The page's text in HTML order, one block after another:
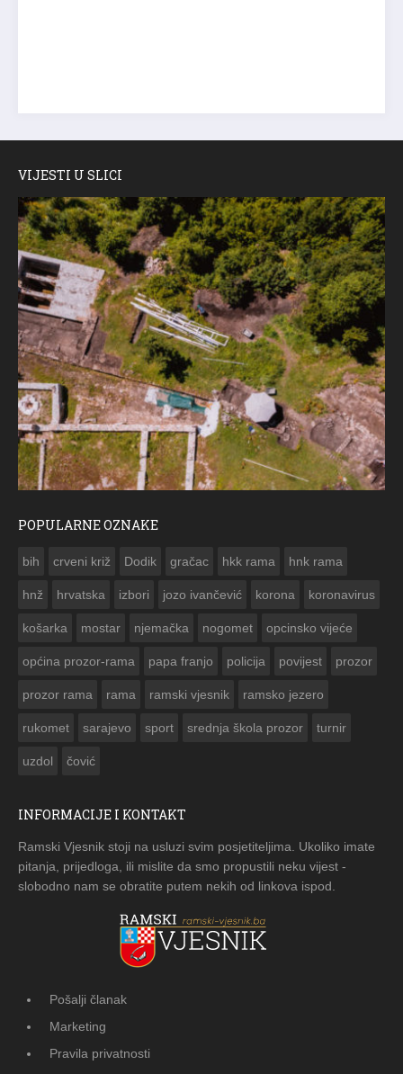
VIJESTI U SLICI
POPULARNE OZNAKE
bih crveni križ Dodik gračac hkk rama hnk rama
hnž hrvatska izbori jozo ivančević korona koronavirus
košarka mostar njemačka nogomet opcinsko vijeće
općina prozor-rama papa franjo policija povijest prozor
prozor rama rama ramski vjesnik ramsko jezero
rukomet sarajevo sport srednja škola prozor turnir
uzdol čović
INFORMACIJE I KONTAKT
Ramski Vjesnik stoji na usluzi svim posjetiteljima. Ukoliko imate
pitanja, prijedloga, ili mislite da smo propustili neku vijest -
slobodno nam se obratite putem nekih od linkova ispod.
Pošalji članak
Marketing
Pravila privatnosti